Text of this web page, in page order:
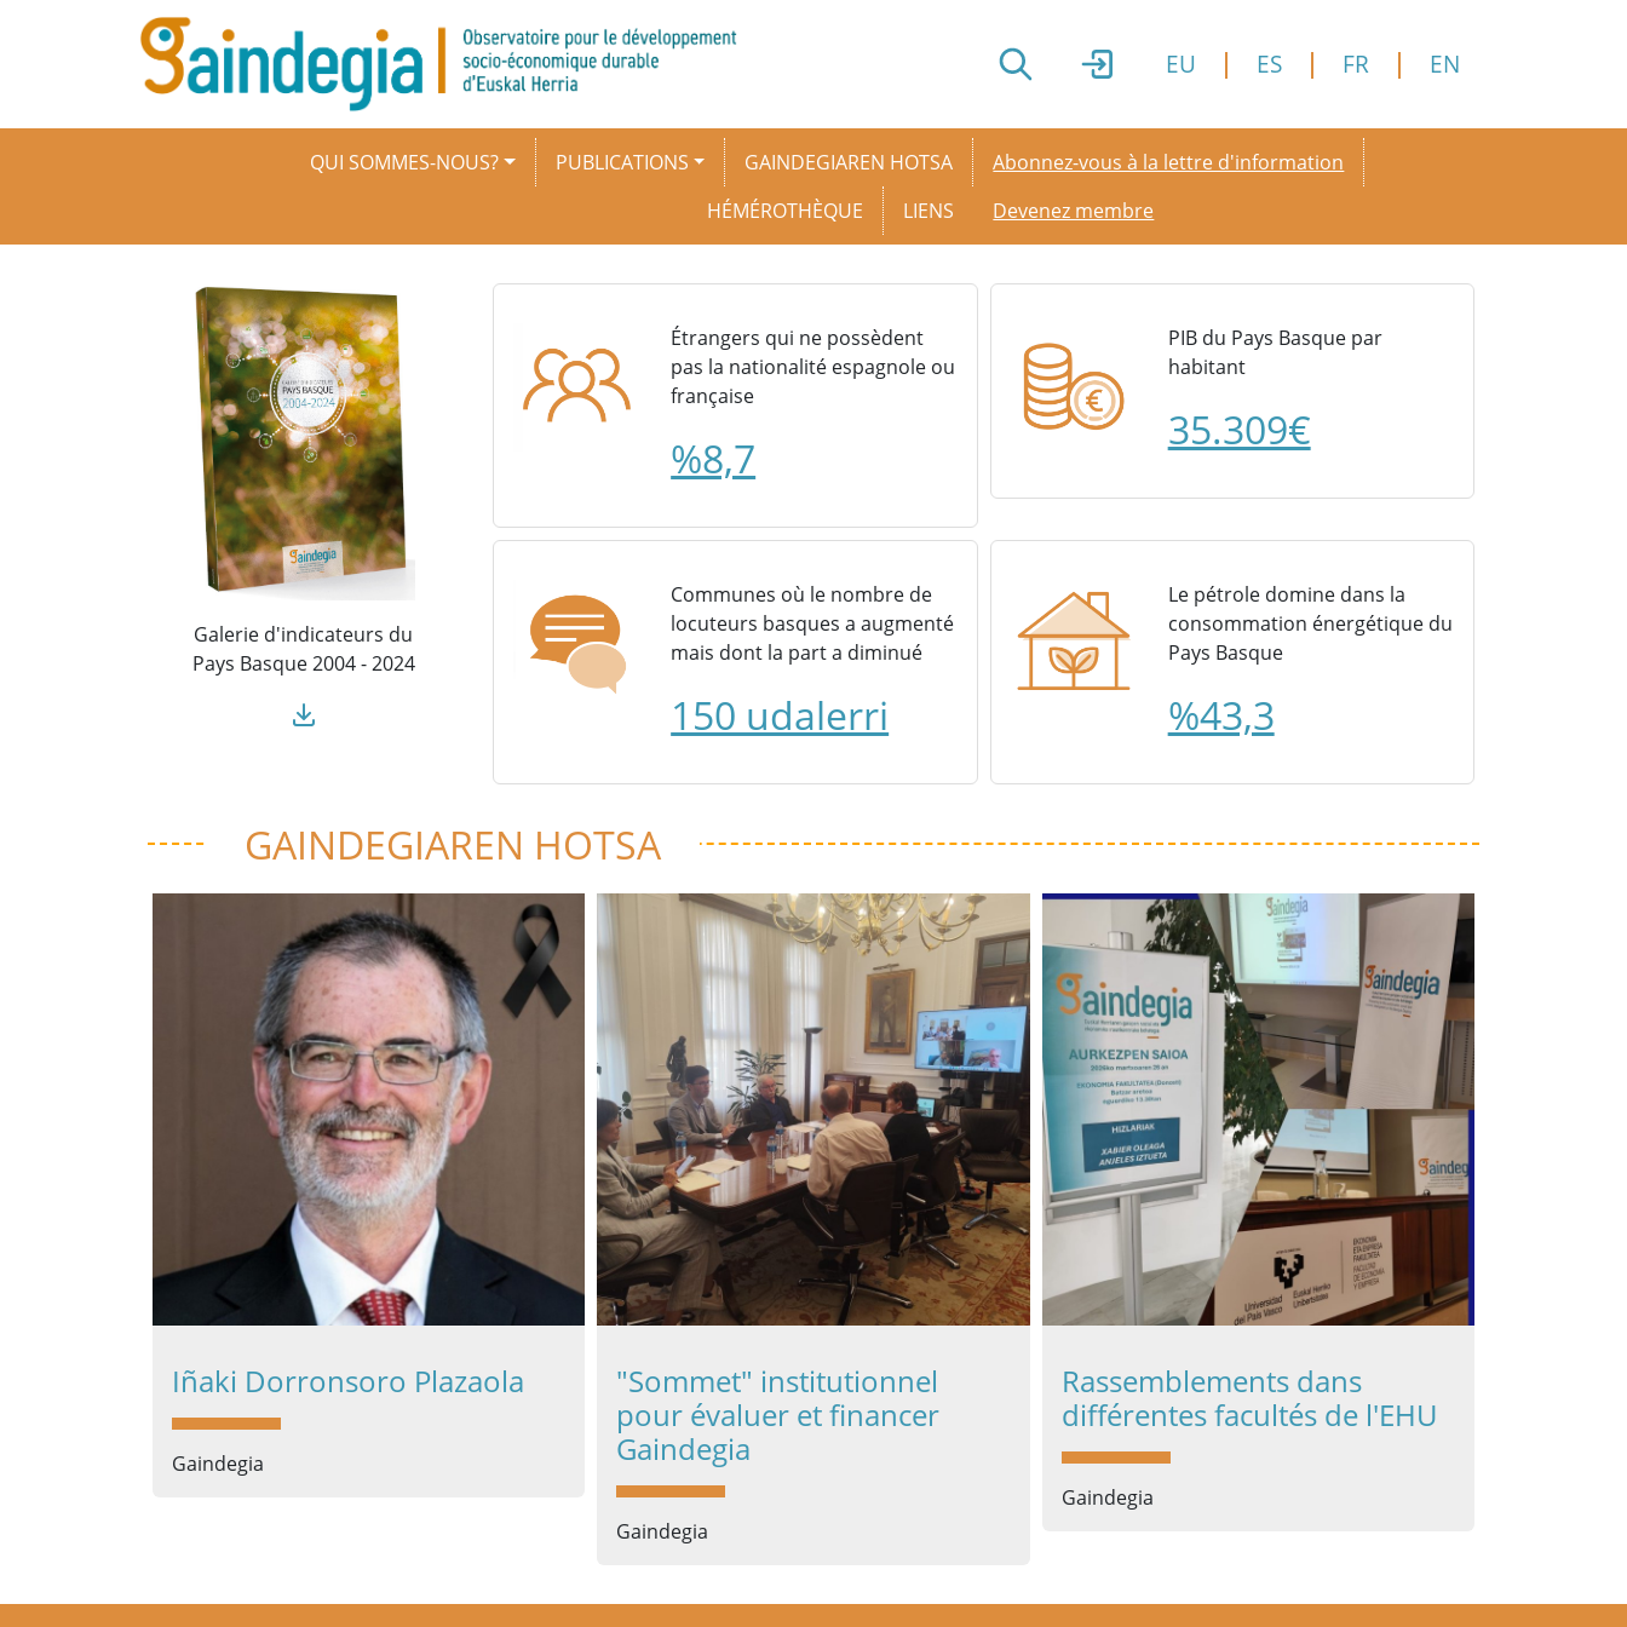
Aller au contenu principal
EU ES FR EN
Navigation principaleQUI SOMMES-NOUS? PUBLICATIONS
GAINDEGIAREN HOTSA
HÉMÉROTHÈQUE
LIENS
Secondary menu
Abonnez-vous à la lettre d'information
Devenez membre
Galerie d'indicateurs du
Pays Basque 2004 - 2024
Étrangers qui ne possèdent
pas la nationalité espagnole ou
française
%8,7
PIB du Pays Basque par
habitant
35.309€
Communes où le nombre de
locuteurs basques a augmenté
mais dont la part a diminué
150 udalerri
Le pétrole domine dans la
consommation énergétique du
Pays Basque
%43,3
GAINDEGIAREN HOTSA
Iñaki Dorronsoro Plazaola
Gaindegia
"Sommet" institutionnel
pour évaluer et financer
Gaindegia
Gaindegia
Rassemblements dans
différentes facultés de l'EHU
Gaindegia